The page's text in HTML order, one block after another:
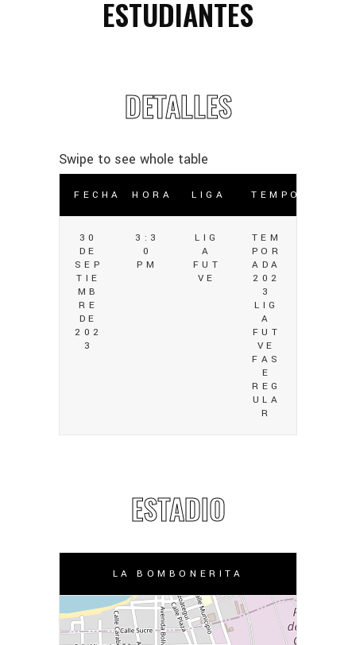
ESTUDIANTES
DETALLES
FECHA HORA LIGA TEMPORADA
30
DE
SEP
TIE
MB
RE
DE
202
3
3:3
0
PM
LIG
A
FUT
VE
TEM
POR
ADA
202
3
LIG
A
FUT
VE
FAS
E
REG
ULA
R
ESTADIO
LA BOMBONERITA